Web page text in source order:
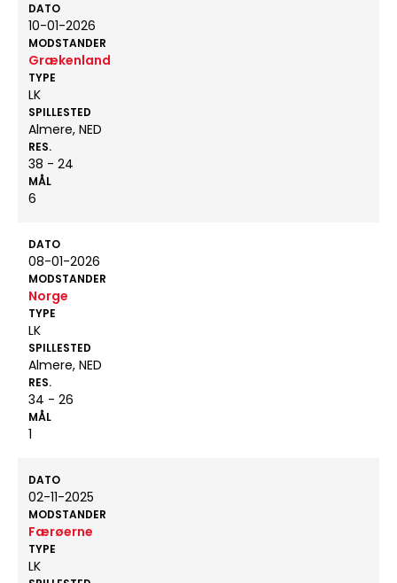
DATO
10-01-2026
MODSTANDER
Grækenland
TYPE
LK
SPILLESTED
Almere, NED
RES.
38 - 24
MÅL
6
DATO
08-01-2026
MODSTANDER
Norge
TYPE
LK
SPILLESTED
Almere, NED
RES.
34 - 26
MÅL
1
DATO
02-11-2025
MODSTANDER
Færøerne
TYPE
LK